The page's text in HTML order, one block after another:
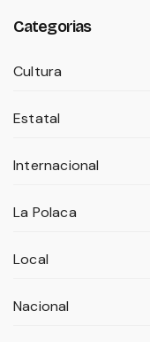
Categorias
Cultura
Estatal
Internacional
La Polaca
Local
Nacional